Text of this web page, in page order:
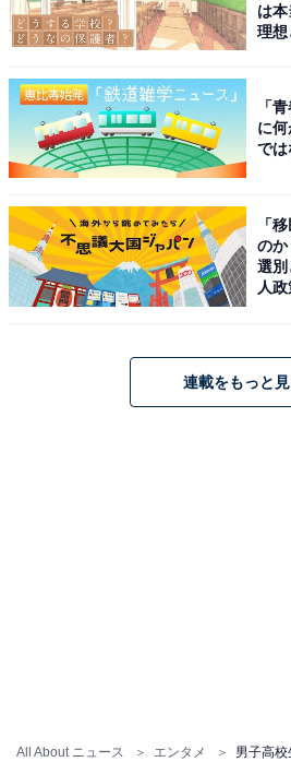
All About ニュース エンタメ
Rev.from DVLの元メンバー。そ
は
理
「
に
では
「
の
選別
人
連載をもっと